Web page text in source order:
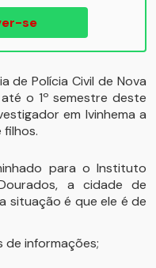
se
de Polícia Civil de Nova
o 1º semestre deste
em Ivinhema a
filhos.
para o Instituto
a cidade de
situação é que ele é de
informações;